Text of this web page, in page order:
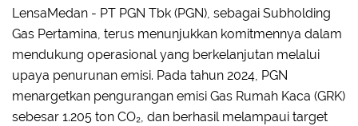
LensaMedan - PT PGN Tbk (PGN), sebagai Subholding
Gas Pertamina, terus menunjukkan komitmennya dalam
mendukung operasional yang berkelanjutan melalui
upaya penurunan emisi. Pada tahun 2024, PGN
menargetkan pengurangan emisi Gas Rumah Kaca (GRK)
sebesar 1.205 ton CO₂, dan berhasil melampaui target